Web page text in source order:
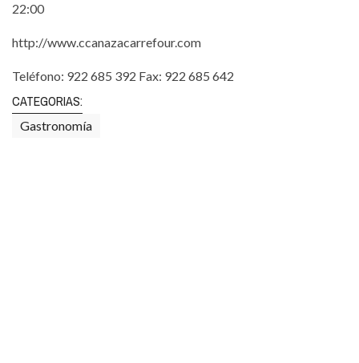
22:00
http://www.ccanazacarrefour.com
Teléfono: 922 685 392 Fax: 922 685 642
CATEGORIAS:
Gastronomía